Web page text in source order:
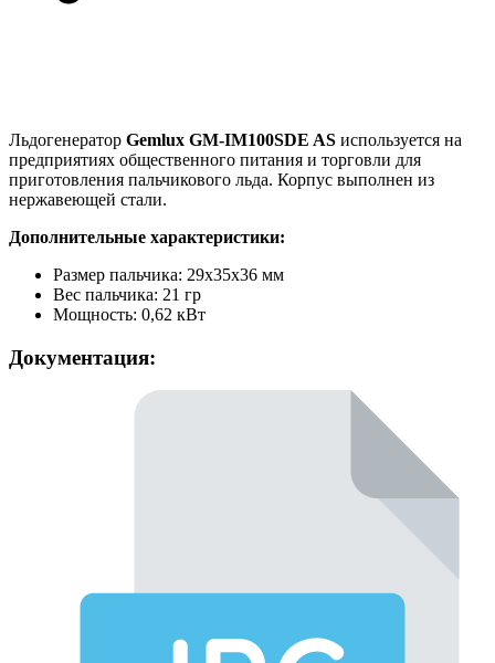
Льдогенератор Gemlux GM-IM100SDE AS используется на
предприятиях общественного питания и торговли для
приготовления пальчикового льда. Корпус выполнен из
нержавеющей стали.
Дополнительные характеристики:
Размер пальчика: 29х35х36 мм
Вес пальчика: 21 гр
Мощность: 0,62 кВт
Документация: